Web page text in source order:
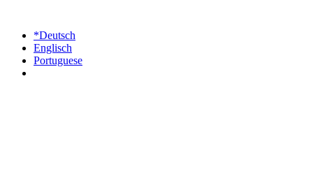
*Deutsch
Englisch
Portuguese